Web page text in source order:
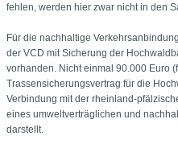
fehlen, werden hier zwar nicht in den
Für die nachhaltige
der VCD mit Sicherung der
vorhanden. Nicht einmal 90.000 Euro
Trassensicherungsvertrag für die
Verbindung mit der rheinland-
eines umweltverträglichen und
darstellt.